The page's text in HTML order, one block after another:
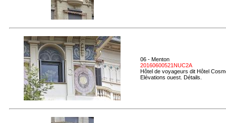
06 - Menton
20160600521NUC2A
Hôtel de voyageurs dit Hôtel
Elévations ouest. Détails.